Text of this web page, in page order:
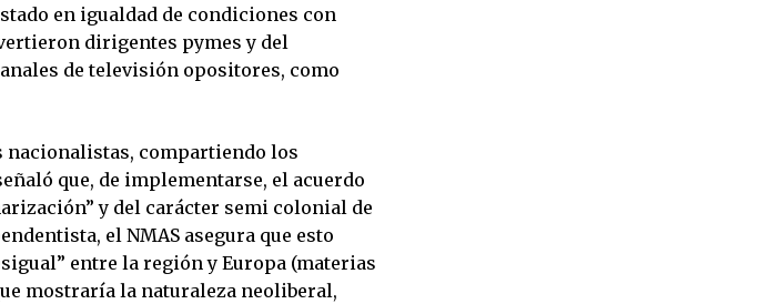
en igualdad de condiciones con
dirigentes pymes y del
de televisión opositores, como
nacionalistas, compartiendo los
que, de implementarse, el acuerdo
y del carácter semi colonial de
el NMAS asegura que esto
entre la región y Europa (materias
mostraría la naturaleza neoliberal,